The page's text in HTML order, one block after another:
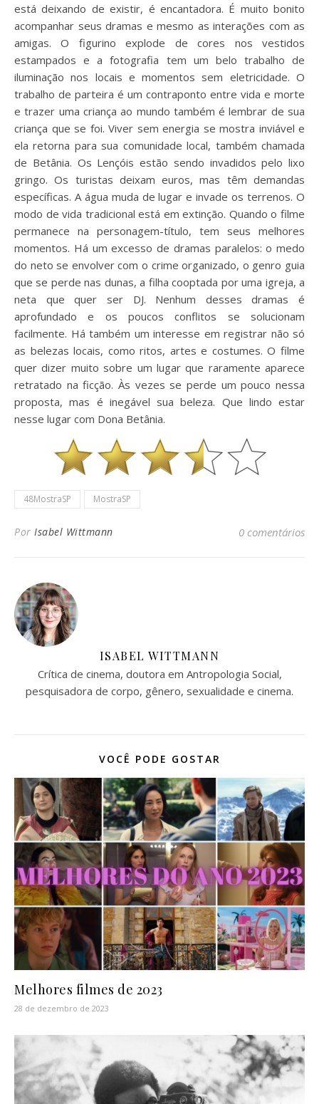
está deixando de existir, é encantadora. É muito bonito
acompanhar seus dramas e mesmo as interações com as
amigas. O figurino explode de cores nos vestidos
estampados e a fotografia tem um belo trabalho de
iluminação nos locais e momentos sem eletricidade. O
trabalho de parteira é um contraponto entre vida e morte
e trazer uma criança ao mundo também é lembrar de sua
criança que se foi. Viver sem energia se mostra inviável e
ela retorna para sua comunidade local, também chamada
de Betânia. Os Lençóis estão sendo invadidos pelo lixo
gringo. Os turistas deixam euros, mas têm demandas
específicas. A água muda de lugar e invade os terrenos. O
modo de vida tradicional está em extinção. Quando o filme
permanece na personagem-título, tem seus melhores
momentos. Há um excesso de dramas paralelos: o medo
do neto se envolver com o crime organizado, o genro guia
que se perde nas dunas, a filha cooptada por uma igreja, a
neta que quer ser DJ. Nenhum desses dramas é
aprofundado e os poucos conflitos se solucionam
facilmente. Há também um interesse em registrar não só
as belezas locais, como ritos, artes e costumes. O filme
quer dizer muito sobre um lugar que raramente aparece
retratado na ficção. Às vezes se perde um pouco nessa
proposta, mas é inegável sua beleza. Que lindo estar
nesse lugar com Dona Betânia.
48MostraSP MostraSP
Por Isabel Wittmann 0 comentários
ISABEL WITTMANN
Crítica de cinema, doutora em Antropologia Social,
pesquisadora de corpo, gênero, sexualidade e cinema.
VOCÊ PODE GOSTAR
Melhores filmes de 2023
28 de dezembro de 2023